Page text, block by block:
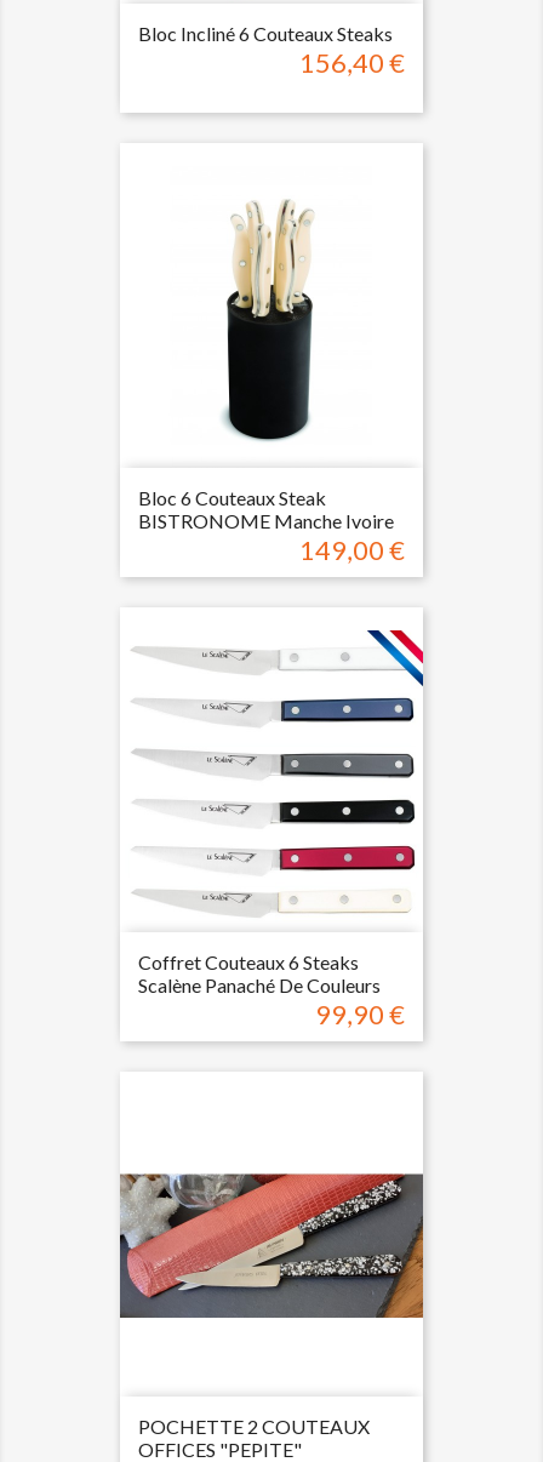
Bloc Incliné 6 Couteaux Steaks
Prix
156,40 €
Bloc 6 Couteaux Steak
BISTRONOME Manche Ivoire
Prix
149,00 €
Coffret Couteaux 6 Steaks
Scalène Panaché De Couleurs
Prix
99,90 €
POCHETTE 2 COUTEAUX
OFFICES "PEPITE"